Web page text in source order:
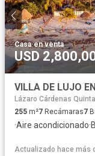
Casa·en venta
USD
VILLA DE LUJO
Lázaro Cárdenas
255 m²7 Recámaras7
·Aire acondicionado·
Actualizado hace más